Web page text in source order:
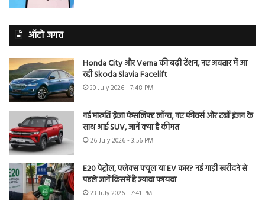
ऑटो जगत
Honda City और Verna की बढ़ी टेंशन, नए अवतार में आ
रही Skoda Slavia Facelift
30 July 2026 - 7:48 PM
नई मारुति ब्रेजा फेसलिफ्ट लॉन्च, नए फीचर्स और टर्बो इंजन के
साथ आई SUV, जानें क्या है कीमत
26 July 2026 - 3:56 PM
E20 पेट्रोल, फ्लेक्स फ्यूल या EV कार? नई गाड़ी खरीदने से
पहले जानें किसमें है ज्यादा फायदा
23 July 2026 - 7:41 PM